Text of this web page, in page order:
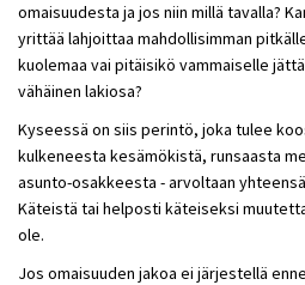
omaisuudesta ja jos niin millä tavalla?
yrittää lahjoittaa mahdollisimman
kuolemaa vai pitäisikö vammaiselle
vähäinen lakiosa?
Kyseessä on siis perintö, joka tulee
kulkeneesta kesämökistä, runsaasta
asunto-osakkeesta - arvoltaan
Käteistä tai helposti käteiseksi
ole.
Jos omaisuuden jakoa ei järjestellä